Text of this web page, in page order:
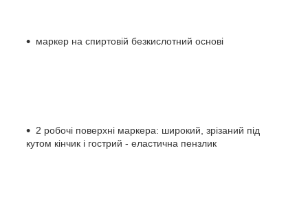
маркер на спиртовій безкислотний основі
2 робочі поверхні маркера: широкий, зрізаний під
кутом кінчик і гострий - еластична пензлик